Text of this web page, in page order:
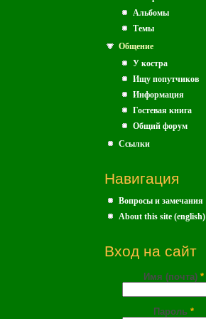
Альбомы
Темы
Общение
У костра
Ищу попутчиков
Информация
Гостевая книга
Общий форум
Ссылки
Навигация
Вопросы и замечания
About this site (english)
Вход на сайт
Имя (почта) *
Пароль *